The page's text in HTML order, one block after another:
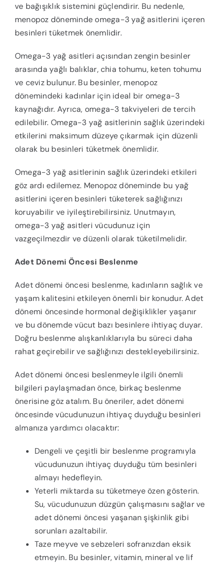
ve bağışıklık sistemini güçlendirir. Bu nedenle,
menopoz döneminde omega-3 yağ asitlerini içeren
besinleri tüketmek önemlidir.
Omega-3 yağ asitleri açısından zengin besinler
arasında yağlı balıklar, chia tohumu, keten tohumu
ve ceviz bulunur. Bu besinler, menopoz
dönemindeki kadınlar için ideal bir omega-3
kaynağıdır. Ayrıca, omega-3 takviyeleri de tercih
edilebilir. Omega-3 yağ asitlerinin sağlık üzerindeki
etkilerini maksimum düzeye çıkarmak için düzenli
olarak bu besinleri tüketmek önemlidir.
Omega-3 yağ asitlerinin sağlık üzerindeki etkileri
göz ardı edilemez. Menopoz döneminde bu yağ
asitlerini içeren besinleri tüketerek sağlığınızı
koruyabilir ve iyileştirebilirsiniz. Unutmayın,
omega-3 yağ asitleri vücudunuz için
vazgeçilmezdir ve düzenli olarak tüketilmelidir.
Adet Dönemi Öncesi Beslenme
Adet dönemi öncesi beslenme, kadınların sağlık ve
yaşam kalitesini etkileyen önemli bir konudur. Adet
dönemi öncesinde hormonal değişiklikler yaşanır
ve bu dönemde vücut bazı besinlere ihtiyaç duyar.
Doğru beslenme alışkanlıklarıyla bu süreci daha
rahat geçirebilir ve sağlığınızı destekleyebilirsiniz.
Adet dönemi öncesi beslenmeyle ilgili önemli
bilgileri paylaşmadan önce, birkaç beslenme
önerisine göz atalım. Bu öneriler, adet dönemi
öncesinde vücudunuzun ihtiyaç duyduğu besinleri
almanıza yardımcı olacaktır:
Dengeli ve çeşitli bir beslenme programıyla
vücudunuzun ihtiyaç duyduğu tüm besinleri
almayı hedefleyin.
Yeterli miktarda su tüketmeye özen gösterin.
Su, vücudunuzun düzgün çalışmasını sağlar ve
adet dönemi öncesi yaşanan şişkinlik gibi
sorunları azaltabilir.
Taze meyve ve sebzeleri sofranızdan eksik
etmeyin. Bu besinler, vitamin, mineral ve lif